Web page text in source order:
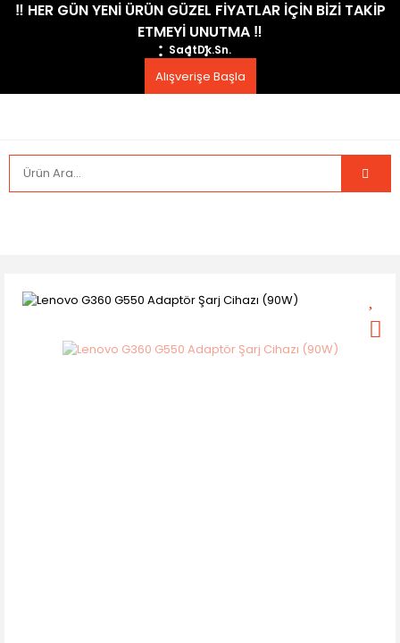
​‼️​ HER GÜN YENİ ÜRÜN GÜZEL FİYATLAR İÇİN BİZİ TAKİP
ETMEYİ UNUTMA ​‼️​
SaatDk.Sn.
Alışverişe Başla